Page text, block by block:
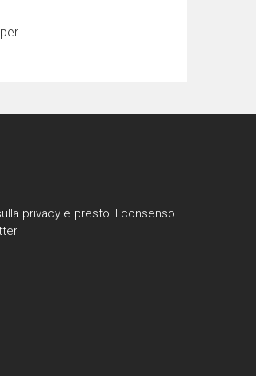
privacy e presto il consenso